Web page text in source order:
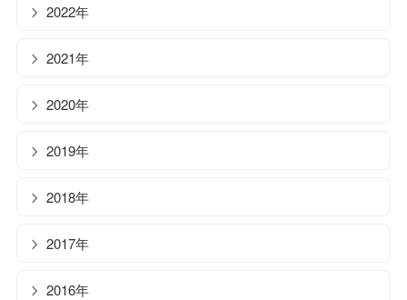
2022年
2021年
2020年
2019年
2018年
2017年
2016年